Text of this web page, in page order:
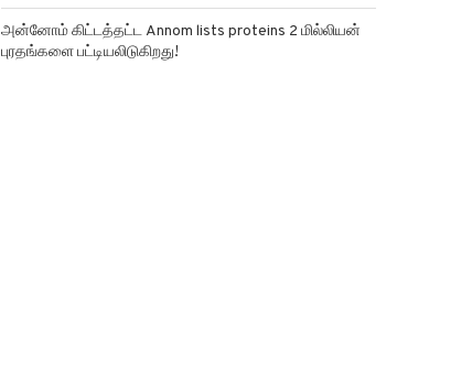
அன்னோம் கிட்டத்தட்ட Annom lists proteins 2 மில்லியன்
புரதங்களை பட்டியலிடுகிறது!